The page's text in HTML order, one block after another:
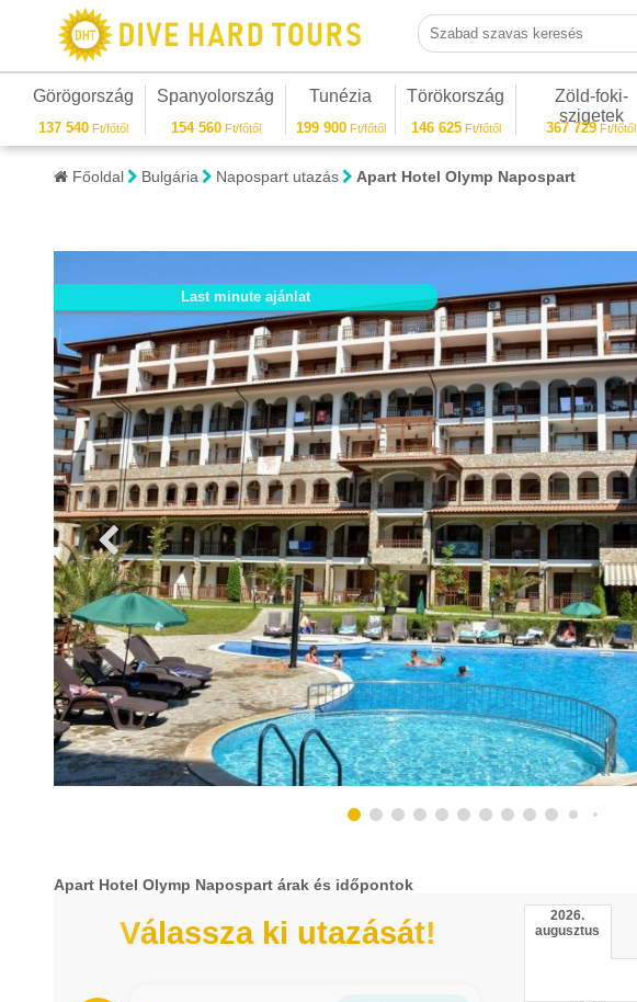
Szabad szavas keresés
Görögország
137 540 Ft/főtől
Spanyolország
154 560Ft/főtől
Tunézia
199 900Ft/főtől
Törökország
146 625Ft/főtől
Zöld-foki-
szigetek
367 729 Ft/főtől
Főoldal Bulgária Napospart utazás Apart Hotel Olymp Napospart
Last minute ajánlat
Apart Hotel Olymp Napospart árak és időpontok
Válassza ki utazását!
2026.
augusztus